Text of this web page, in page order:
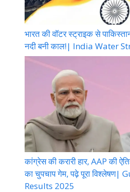
भारत की वॉटर स्ट्राइक से
नदी बनी काल!| India Water
कांग्रेस की करारी हार, AAP की
का चुपचाप गेम, पढ़े पूरा
Results 2025